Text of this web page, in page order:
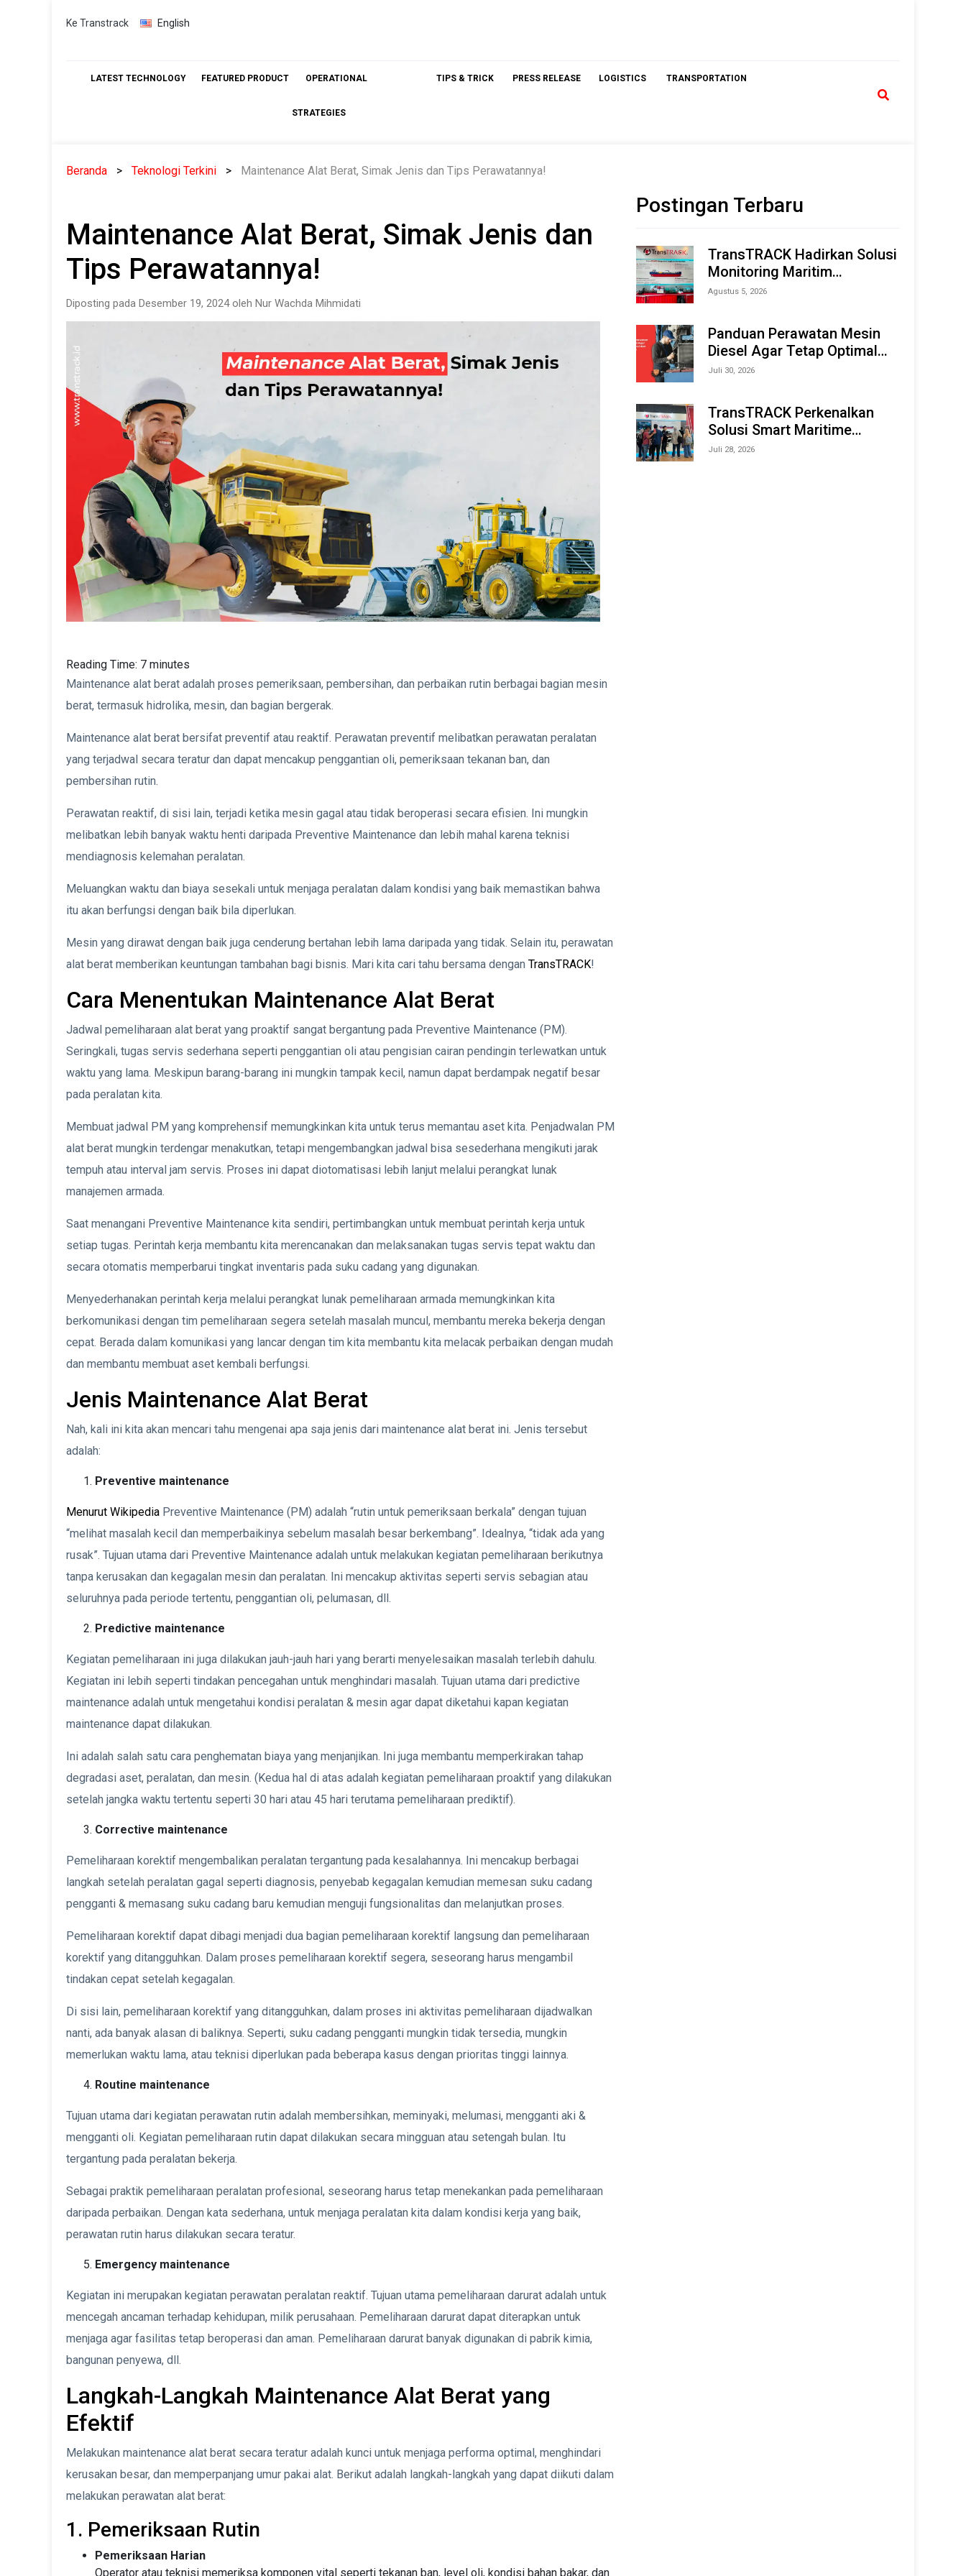
Skip
Ke Transtrack English
LATEST TECHNOLOGY FEATURED PRODUCT OPERATIONAL
STRATEGIES
TIPS & TRICK PRESS RELEASE LOGISTICS TRANSPORTATION
Beranda Teknologi Terkini Maintenance Alat Berat, Simak Jenis dan Tips Perawatannya!
Maintenance Alat Berat, Simak Jenis dan
Tips Perawatannya!
Diposting pada Desember 19, 2024 oleh Nur Wachda Mihmidati
Reading Time: 7 minutes
Maintenance alat berat adalah proses pemeriksaan, pembersihan, dan perbaikan rutin berbagai bagian mesin
berat, termasuk hidrolika, mesin, dan bagian bergerak.
Maintenance alat berat bersifat preventif atau reaktif. Perawatan preventif melibatkan perawatan peralatan
yang terjadwal secara teratur dan dapat mencakup penggantian oli, pemeriksaan tekanan ban, dan
pembersihan rutin.
Perawatan reaktif, di sisi lain, terjadi ketika mesin gagal atau tidak beroperasi secara efisien. Ini mungkin
melibatkan lebih banyak waktu henti daripada Preventive Maintenance dan lebih mahal karena teknisi
mendiagnosis kelemahan peralatan.
Meluangkan waktu dan biaya sesekali untuk menjaga peralatan dalam kondisi yang baik memastikan bahwa
itu akan berfungsi dengan baik bila diperlukan.
Mesin yang dirawat dengan baik juga cenderung bertahan lebih lama daripada yang tidak. Selain itu, perawatan
alat berat memberikan keuntungan tambahan bagi bisnis. Mari kita cari tahu bersama dengan TransTRACK!
Cara Menentukan Maintenance Alat Berat
Jadwal pemeliharaan alat berat yang proaktif sangat bergantung pada Preventive Maintenance (PM).
Seringkali, tugas servis sederhana seperti penggantian oli atau pengisian cairan pendingin terlewatkan untuk
waktu yang lama. Meskipun barang-barang ini mungkin tampak kecil, namun dapat berdampak negatif besar
pada peralatan kita.
Membuat jadwal PM yang komprehensif memungkinkan kita untuk terus memantau aset kita. Penjadwalan PM
alat berat mungkin terdengar menakutkan, tetapi mengembangkan jadwal bisa sesederhana mengikuti jarak
tempuh atau interval jam servis. Proses ini dapat diotomatisasi lebih lanjut melalui perangkat lunak
manajemen armada.
Saat menangani Preventive Maintenance kita sendiri, pertimbangkan untuk membuat perintah kerja untuk
setiap tugas. Perintah kerja membantu kita merencanakan dan melaksanakan tugas servis tepat waktu dan
secara otomatis memperbarui tingkat inventaris pada suku cadang yang digunakan.
Menyederhanakan perintah kerja melalui perangkat lunak pemeliharaan armada memungkinkan kita
berkomunikasi dengan tim pemeliharaan segera setelah masalah muncul, membantu mereka bekerja dengan
cepat. Berada dalam komunikasi yang lancar dengan tim kita membantu kita melacak perbaikan dengan mudah
dan membantu membuat aset kembali berfungsi.
Jenis Maintenance Alat Berat
Nah, kali ini kita akan mencari tahu mengenai apa saja jenis dari maintenance alat berat ini. Jenis tersebut
adalah:
Preventive maintenance
Menurut Wikipedia Preventive Maintenance (PM) adalah “rutin untuk pemeriksaan berkala” dengan tujuan
“melihat masalah kecil dan memperbaikinya sebelum masalah besar berkembang”. Idealnya, “tidak ada yang
rusak”. Tujuan utama dari Preventive Maintenance adalah untuk melakukan kegiatan pemeliharaan berikutnya
tanpa kerusakan dan kegagalan mesin dan peralatan. Ini mencakup aktivitas seperti servis sebagian atau
seluruhnya pada periode tertentu, penggantian oli, pelumasan, dll.
Predictive maintenance
Kegiatan pemeliharaan ini juga dilakukan jauh-jauh hari yang berarti menyelesaikan masalah terlebih dahulu.
Kegiatan ini lebih seperti tindakan pencegahan untuk menghindari masalah. Tujuan utama dari predictive
maintenance adalah untuk mengetahui kondisi peralatan & mesin agar dapat diketahui kapan kegiatan
maintenance dapat dilakukan.
Ini adalah salah satu cara penghematan biaya yang menjanjikan. Ini juga membantu memperkirakan tahap
degradasi aset, peralatan, dan mesin. (Kedua hal di atas adalah kegiatan pemeliharaan proaktif yang dilakukan
setelah jangka waktu tertentu seperti 30 hari atau 45 hari terutama pemeliharaan prediktif).
Corrective maintenance
Pemeliharaan korektif mengembalikan peralatan tergantung pada kesalahannya. Ini mencakup berbagai
langkah setelah peralatan gagal seperti diagnosis, penyebab kegagalan kemudian memesan suku cadang
pengganti & memasang suku cadang baru kemudian menguji fungsionalitas dan melanjutkan proses.
Pemeliharaan korektif dapat dibagi menjadi dua bagian pemeliharaan korektif langsung dan pemeliharaan
korektif yang ditangguhkan. Dalam proses pemeliharaan korektif segera, seseorang harus mengambil
tindakan cepat setelah kegagalan.
Di sisi lain, pemeliharaan korektif yang ditangguhkan, dalam proses ini aktivitas pemeliharaan dijadwalkan
nanti, ada banyak alasan di baliknya. Seperti, suku cadang pengganti mungkin tidak tersedia, mungkin
memerlukan waktu lama, atau teknisi diperlukan pada beberapa kasus dengan prioritas tinggi lainnya.
Routine maintenance
Tujuan utama dari kegiatan perawatan rutin adalah membersihkan, meminyaki, melumasi, mengganti aki &
mengganti oli. Kegiatan pemeliharaan rutin dapat dilakukan secara mingguan atau setengah bulan. Itu
tergantung pada peralatan bekerja.
Sebagai praktik pemeliharaan peralatan profesional, seseorang harus tetap menekankan pada pemeliharaan
daripada perbaikan. Dengan kata sederhana, untuk menjaga peralatan kita dalam kondisi kerja yang baik,
perawatan rutin harus dilakukan secara teratur.
Emergency maintenance
Kegiatan ini merupakan kegiatan perawatan peralatan reaktif. Tujuan utama pemeliharaan darurat adalah untuk
mencegah ancaman terhadap kehidupan, milik perusahaan. Pemeliharaan darurat dapat diterapkan untuk
menjaga agar fasilitas tetap beroperasi dan aman. Pemeliharaan darurat banyak digunakan di pabrik kimia,
bangunan penyewa, dll.
Langkah-Langkah Maintenance Alat Berat yang
Efektif
Melakukan maintenance alat berat secara teratur adalah kunci untuk menjaga performa optimal, menghindari
kerusakan besar, dan memperpanjang umur pakai alat. Berikut adalah langkah-langkah yang dapat diikuti dalam
melakukan perawatan alat berat:
1. Pemeriksaan Rutin
Pemeriksaan Harian
Operator atau teknisi memeriksa komponen vital seperti tekanan ban, level oli, kondisi bahan bakar, dan
Postingan Terbaru
TransTRACK Hadirkan Solusi
Monitoring Maritim
Terintegrasi Berbasis AI &
Offshore Expo (IMOX) 2026
Agustus 5, 2026
Panduan Perawatan Mesin
Diesel Agar Tetap Optimal
dan Tahan Lama
Juli 30, 2026
TransTRACK Perkenalkan
Solusi Smart Maritime
Monitoring Berbasis AI dan
Juli 28, 2026